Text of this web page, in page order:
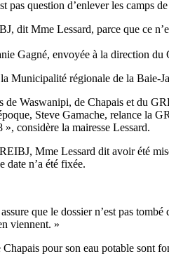
pas question d’enlever les camps
dit Mme Lessard, parce que ce
Gagné, envoyée à la direction
Municipalité régionale de la Baie-
de Waswanipi, de Chapais et du
Steve Gamache, relance la
», considère la mairesse Lessard.
Mme Lessard dit avoir été
date n’a été fixée.
que le dossier n’est pas
viennent. »
pour son eau potable sont